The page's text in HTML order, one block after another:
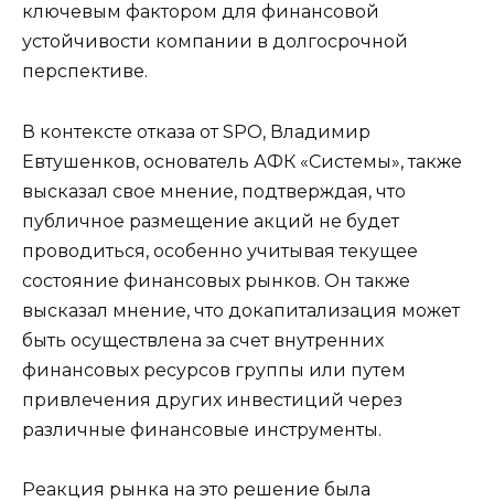
ключевым фактором для финансовой
устойчивости компании в долгосрочной
перспективе.
В контексте отказа от SPO, Владимир
Евтушенков, основатель АФК «Системы», также
высказал свое мнение, подтверждая, что
публичное размещение акций не будет
проводиться, особенно учитывая текущее
состояние финансовых рынков. Он также
высказал мнение, что докапитализация может
быть осуществлена за счет внутренних
финансовых ресурсов группы или путем
привлечения других инвестиций через
различные финансовые инструменты.
Реакция рынка на это решение была